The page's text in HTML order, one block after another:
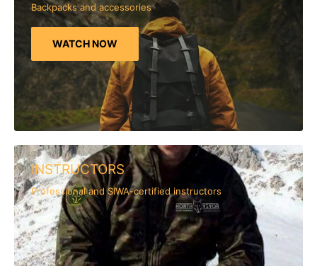
Backpacks and accessories
WATCH NOW
INSTRUCTORS
Professional and SIWA-certified instructors